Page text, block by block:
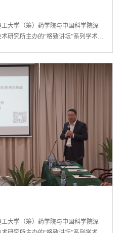
大学（筹）药学院与中国科学院深
研究所主办的“格致讲坛”系列学术讲
表观遗传组学研究。在B1216-1会议
，Epigenome，and Public
大学（筹）药学院与中国科学院深